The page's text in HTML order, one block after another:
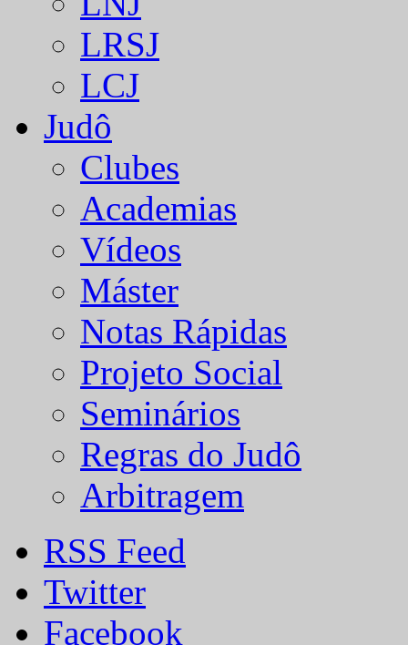
LRSJ
LCJ
Judô
Clubes
Academias
Vídeos
Máster
Notas Rápidas
Projeto Social
Seminários
Regras do Judô
Arbitragem
RSS Feed
Twitter
Facebook